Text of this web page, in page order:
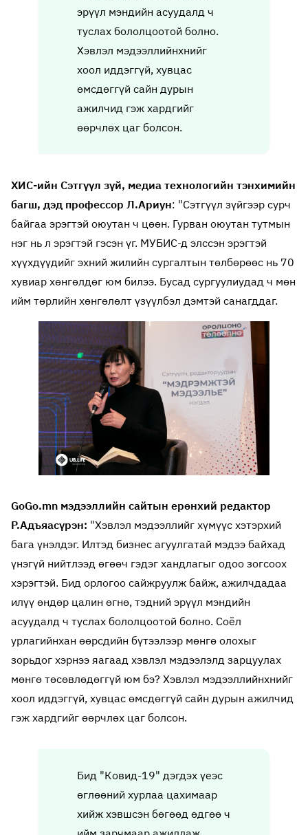
эрүүл мэндийн асуудалд ч
туслах бололцоотой болно.
Хэвлэл мэдээллийнхнийг
хоол иддэггүй, хувцас
өмсдөггүй сайн дурын
ажилчид гэж хардгийг
өөрчлөх цаг болсон.
ХИС-ийн Сэтгүүл зүй, медиа технологийн тэнхимийн
багш, дэд профессор Л.Ариун: "Сэтгүүл зүйгээр сурч
байгаа эрэгтэй оюутан ч цөөн. Гурван оюутан тутмын
нэг нь л эрэгтэй гэсэн үг. МУБИС-д элссэн эрэгтэй
хүүхдүүдийг эхний жилийн сургалтын төлбөрөөс нь 70
хувиар хөнгөлдөг юм билээ. Бусад сургуулиудад ч мөн
ийм төрлийн хөнгөлөлт үзүүлбэл дэмтэй санагддаг.
GoGo.mn мэдээллийн сайтын ерөнхий редактор
Р.Адъяасүрэн: "Хэвлэл мэдээллийг хүмүүс хэтэрхий
бага үнэлдэг. Илтэд бизнес агуулгатай мэдээ байхад
үнэгүй нийтлээд өгөөч гэдэг хандлагыг одоо зогсоох
хэрэгтэй. Бид орлогоо сайжруулж байж, ажилчдадаа
илүү өндөр цалин өгнө, тэдний эрүүл мэндийн
асуудалд ч туслах бололцоотой болно. Соёл
урлагийнхан өөрсдийн бүтээлээр мөнгө олохыг
зорьдог хэрнээ яагаад хэвлэл мэдээлэлд зарцуулах
мөнгө төсөвлөдөггүй юм бэ? Хэвлэл мэдээллийнхнийг
хоол иддэггүй, хувцас өмсдөггүй сайн дурын ажилчид
гэж хардгийг өөрчлөх цаг болсон.
Бид "Ковид-19" дэгдэх үеэс
өглөөний хурлаа цахимаар
хийж хэвшсэн бөгөөд өдгөө ч